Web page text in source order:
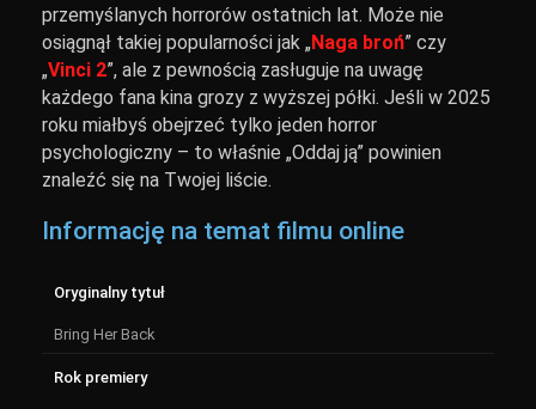
przemyślanych horrorów ostatnich lat. Może nie
osiągnął takiej popularności jak „Naga broń” czy
„Vinci 2”, ale z pewnością zasługuje na uwagę
każdego fana kina grozy z wyższej półki. Jeśli w 2025
roku miałbyś obejrzeć tylko jeden horror
psychologiczny – to właśnie „Oddaj ją” powinien
znaleźć się na Twojej liście.
Informację na temat filmu online
Oryginalny tytuł
Bring Her Back
Rok premiery